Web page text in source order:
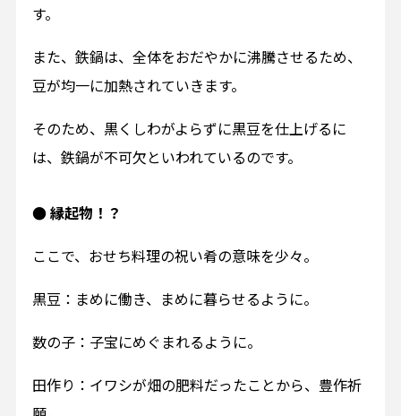
す。
また、鉄鍋は、全体をおだやかに沸騰させるため、
豆が均一に加熱されていきます。
そのため、黒くしわがよらずに黒豆を仕上げるに
は、鉄鍋が不可欠といわれているのです。
● 縁起物！？
ここで、おせち料理の祝い肴の意味を少々。
黒豆：まめに働き、まめに暮らせるように。
数の子：子宝にめぐまれるように。
田作り：イワシが畑の肥料だったことから、豊作祈